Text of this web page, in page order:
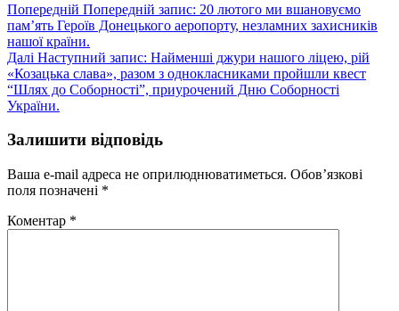
Попередній Попередній запис: 20 лютого ми вшановуємо
пам’ять Героїв Донецького аеропорту, незламних захисників
нашої країни.
Далі Наступний запис: Найменші джури нашого ліцею, рій
«Козацька слава», разом з однокласниками пройшли квест
“Шлях до Соборності”, приурочений Дню Соборності
України.
Залишити відповідь
Ваша e-mail адреса не оприлюднюватиметься. Обов’язкові
поля позначені *
Коментар *